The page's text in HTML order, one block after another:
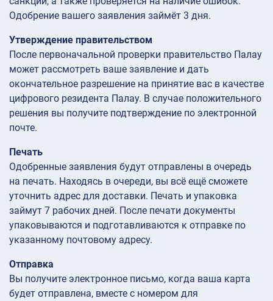
Одобрение вашего заявления займёт 3 дня.
Утверждение правительством
После первоначальной проверки правительство Палау
может рассмотреть ваше заявление и дать
окончательное разрешение на принятие вас в качестве
цифрового резидента Палау. В случае положительного
решения вы получите подтверждение по электронной
почте.
Печать
Одобренные заявления будут отправлены в очередь
на печать. Находясь в очереди, вы всё ещё сможете
уточнить адрес для доставки. Печать и упаковка
займут 7 рабочих дней. После печати документы
упаковываются и подготавливаются к отправке по
указанному почтовому адресу.
Отправка
Вы получите электронное письмо, когда ваша карта
будет отправлена, вместе с номером для